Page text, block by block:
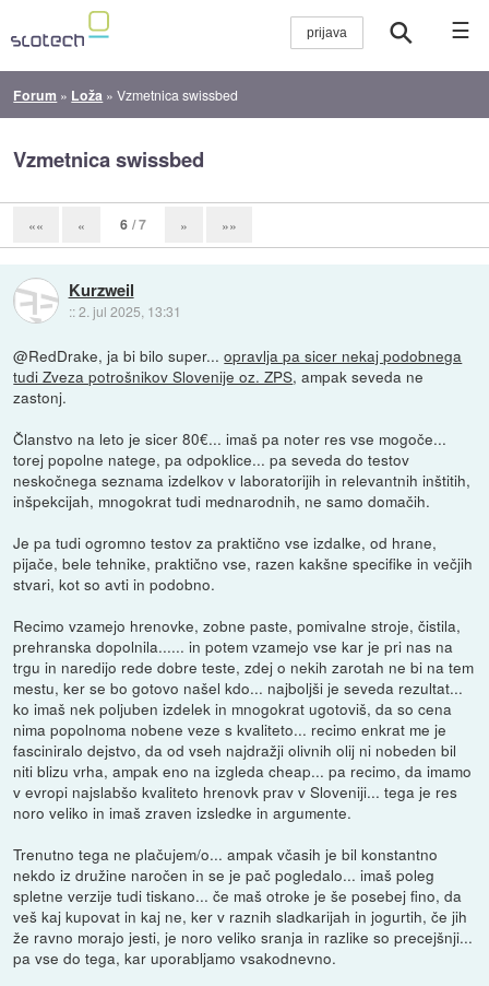
☰
Forum » Loža »Vzmetnica swissbed
Vzmetnica swissbed
«« « 6 / 7 » »»
Kurzweil
::2. jul 2025, 13:31
@RedDrake, ja bi bilo super...opravlja pa sicer nekaj podobnega
tudi Zveza potrošnikov Slovenije oz. ZPS, ampak seveda ne
zastonj.
Članstvo na leto je sicer 80€... imaš pa noter res vse mogoče...
torej popolne natege, pa odpoklice... pa seveda do testov
neskočnega seznama izdelkov v laboratorijih in relevantnih inštitih,
inšpekcijah, mnogokrat tudi mednarodnih, ne samo domačih.
Je pa tudi ogromno testov za praktično vse izdalke, od hrane,
pijače, bele tehnike, praktično vse, razen kakšne specifike in večjih
stvari, kot so avti in podobno.
Recimo vzamejo hrenovke, zobne paste, pomivalne stroje, čistila,
prehranska dopolnila...... in potem vzamejo vse kar je pri nas na
trgu in naredijo rede dobre teste, zdej o nekih zarotah ne bi na tem
mestu, ker se bo gotovo našel kdo... najboljši je seveda rezultat...
ko imaš nek poljuben izdelek in mnogokrat ugotoviš, da so cena
nima popolnoma nobene veze s kvaliteto... recimo enkrat me je
fasciniralo dejstvo, da od vseh najdražji olivnih olij ni nobeden bil
niti blizu vrha, ampak eno na izgleda cheap... pa recimo, da imamo
v evropi najslabšo kvaliteto hrenovk prav v Sloveniji... tega je res
noro veliko in imaš zraven izsledke in argumente.
Trenutno tega ne plačujem/o... ampak včasih je bil konstantno
nekdo iz družine naročen in se je pač pogledalo... imaš poleg
spletne verzije tudi tiskano... če maš otroke je še posebej fino, da
veš kaj kupovat in kaj ne, ker v raznih sladkarijah in jogurtih, če jih
že ravno morajo jesti, je noro veliko sranja in razlike so precejšnji...
pa vse do tega, kar uporabljamo vsakodnevno.